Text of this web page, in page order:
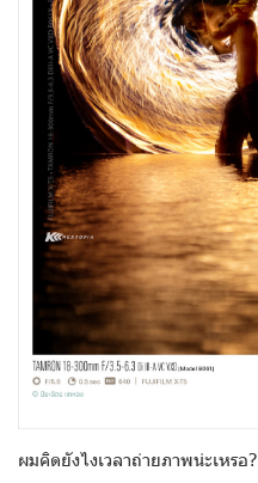
ผมคิดยังไงเวลาถ่ายภาพน่ะเหรอ?